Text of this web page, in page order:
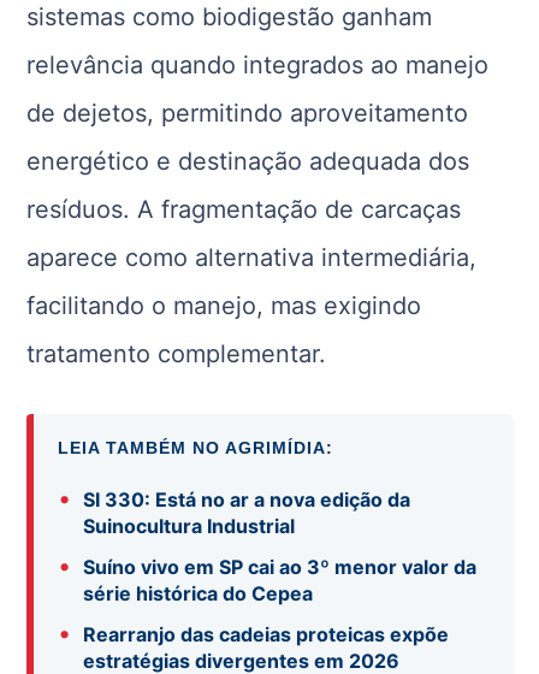
sistemas como biodigestão ganham
relevância quando integrados ao manejo
de dejetos, permitindo aproveitamento
energético e destinação adequada dos
resíduos. A fragmentação de carcaças
aparece como alternativa intermediária,
facilitando o manejo, mas exigindo
tratamento complementar.
LEIA TAMBÉM NO AGRIMÍDIA:
•
SI 330: Está no ar a nova edição da
Suinocultura Industrial
•
Suíno vivo em SP cai ao 3º menor valor da
série histórica do Cepea
•
Rearranjo das cadeias proteicas expõe
estratégias divergentes em 2026